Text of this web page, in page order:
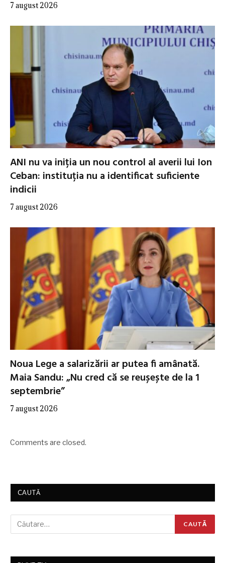
7 august 2026
ANI nu va iniția un nou control al averii lui Ion
Ceban: instituția nu a identificat suficiente
indicii
7 august 2026
Noua Lege a salarizării ar putea fi amânată.
Maia Sandu: „Nu cred că se reușește de la 1
septembrie”
7 august 2026
Comments are closed.
CAUTĂ